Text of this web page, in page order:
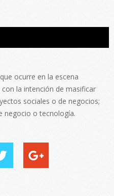
ocurre en la escena
la intención de masificar
sociales o de negocios;
negocio o tecnología.